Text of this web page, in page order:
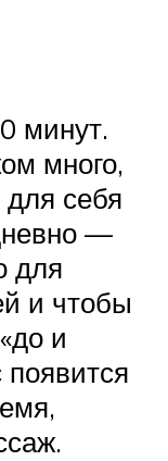
минут.
много,
себя
—
для
и чтобы
и